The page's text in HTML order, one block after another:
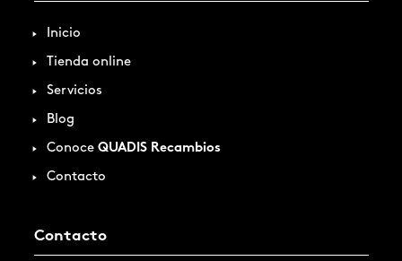
Inicio
Tienda online
Servicios
Blog
Conoce QUADIS Recambios
Contacto
Contacto